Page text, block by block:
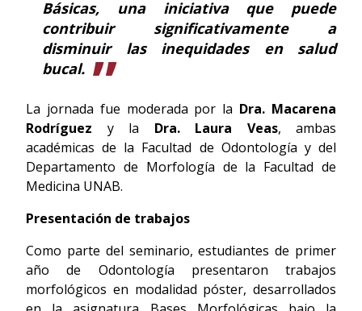
Básicas, una iniciativa que puede
contribuir significativamente a
disminuir las inequidades en salud
bucal.
La jornada fue moderada por la Dra. Macarena
Rodríguez y la Dra. Laura Veas, ambas
académicas de la Facultad de Odontología y del
Departamento de Morfología de la Facultad de
Medicina UNAB.
Presentación de trabajos
Como parte del seminario, estudiantes de primer
año de Odontología presentaron trabajos
morfológicos en modalidad póster, desarrollados